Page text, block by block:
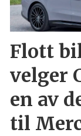
Flott
velger
en av
til